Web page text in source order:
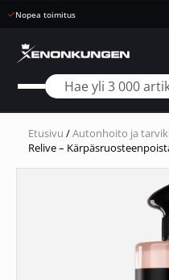
Nopea toimitus
Etusivu /Autonhoito ja
Relive –